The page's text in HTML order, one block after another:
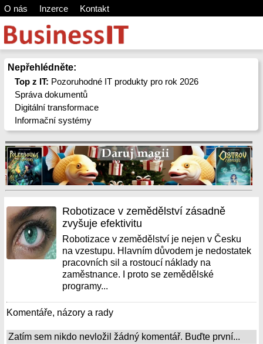
O nás Inzerce Kontakt
Nepřehlédněte:
Top z IT: Pozoruhodné IT produkty pro rok 2026
Správa dokumentů
Digitální transformace
Informační systémy
Robotizace v zemědělství zásadně
zvyšuje efektivitu
Robotizace v zemědělství je nejen v Česku
na vzestupu. Hlavním důvodem je nedostatek
pracovních sil a rostoucí náklady na
zaměstnance. I proto se zemědělské
programy...
Komentáře, názory a rady
Zatím sem nikdo nevložil žádný komentář. Buďte první...